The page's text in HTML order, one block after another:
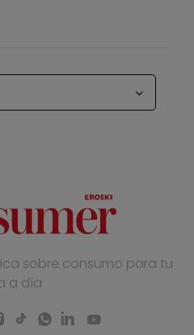
sobre consumo para tu
a día